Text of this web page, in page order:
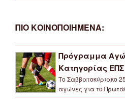
ΠΙΟ ΚΟΙΝΟΠΟΙΗΜΕΝΑ:
Πρόγραμμα
Κατηγορίας
Το Σαββατοκύριακο
αγώνες για το